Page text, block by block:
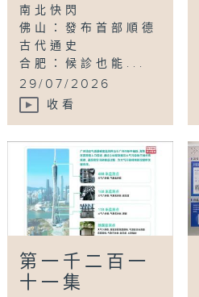
南北快閃
佛山：發布首部順德
古代通史
合肥：候診也能...
29/07/2026
收看
第一千二百一
十一集